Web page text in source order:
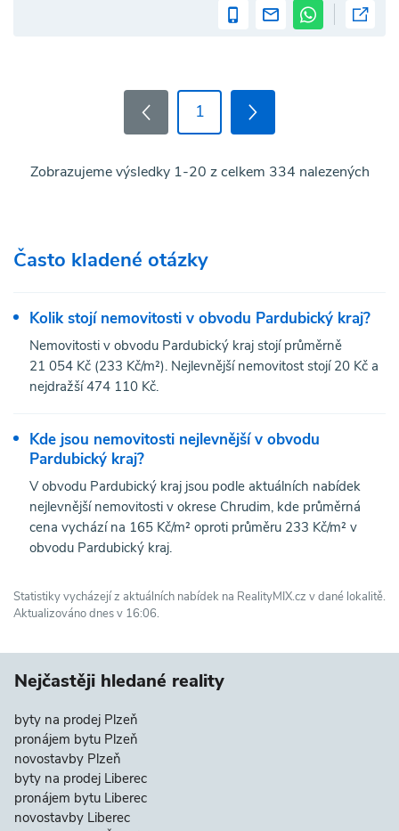
1
Zobrazujeme výsledky 1-20 z celkem 334 nalezených
Často kladené otázky
Kolik stojí nemovitosti v obvodu Pardubický kraj?
Nemovitosti v obvodu Pardubický kraj stojí průměrně
21 054 Kč (233 Kč/m²). Nejlevnější nemovitost stojí 20 Kč a
nejdražší 474 110 Kč.
Kde jsou nemovitosti nejlevnější v obvodu
Pardubický kraj?
V obvodu Pardubický kraj jsou podle aktuálních nabídek
nejlevnější nemovitosti v okrese Chrudim, kde průměrná
cena vychází na 165 Kč/m² oproti průměru 233 Kč/m² v
obvodu Pardubický kraj.
Statistiky vycházejí z aktuálních nabídek na RealityMIX.cz v dané lokalitě.
Aktualizováno dnes v 16:06.
Nejčastěji hledané reality
byty na prodej Plzeň
pronájem bytu Plzeň
novostavby Plzeň
byty na prodej Liberec
pronájem bytu Liberec
novostavby Liberec